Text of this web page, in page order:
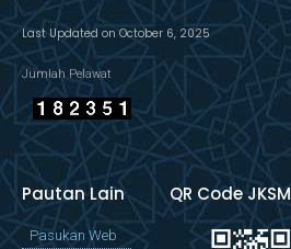
Last Updated on October 6, 2025
Jumlah Pelawat
Pautan Lain
Pasukan Web
QR Code JKSM